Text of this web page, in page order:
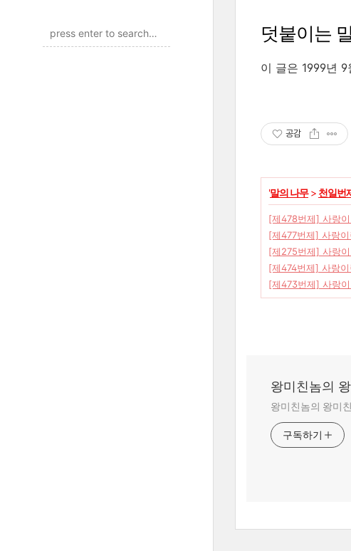
덧붙이는
이 글은 1999년
공감
'말의 나무> 천일번
[제478번제] 사랑
[제477번제] 사랑
[제275번제] 사랑
[제474번제] 사랑
[제473번제] 사랑
왕미친놈의
왕미친놈의 왕미
구독하기